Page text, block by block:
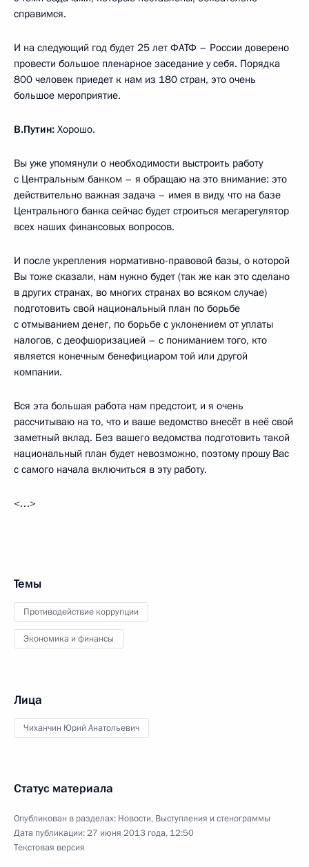
справимся.
И на следующий год будет 25 лет ФАТФ – России доверено
провести большое пленарное заседание у себя. Порядка
800 человек приедет к нам из 180 стран, это очень
большое мероприятие.
В.Путин: Хорошо.
Вы уже упомянули о необходимости выстроить работу
с Центральным банком – я обращаю на это внимание: это
действительно важная задача – имея в виду, что на базе
Центрального банка сейчас будет строиться мегарегулятор
всех наших финансовых вопросов.
И после укрепления нормативно-правовой базы, о которой
Вы тоже сказали, нам нужно будет (так же как это сделано
в других странах, во многих странах во всяком случае)
подготовить свой национальный план по борьбе
с отмыванием денег, по борьбе с уклонением от уплаты
налогов, с деофшоризацией – с пониманием того, кто
является конечным бенефициаром той или другой
компании.
Вся эта большая работа нам предстоит, и я очень
рассчитываю на то, что и ваше ведомство внесёт в неё свой
заметный вклад. Без вашего ведомства подготовить такой
национальный план будет невозможно, поэтому прошу Вас
с самого начала включиться в эту работу.
<…>
Темы
Противодействие коррупции
Экономика и финансы
Лица
Чиханчин Юрий Анатольевич
Статус материала
Опубликован в разделах: Новости, Выступления и стенограммы
Дата публикации:27 июня 2013 года, 12:50
Текстовая версия